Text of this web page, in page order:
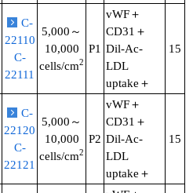
C-
22110
C-
22111
5,000～
10,000
cells/cm2
P1
vWF＋
CD31＋
Dil-Ac-
LDL
uptake＋
15
C-
22120
C-
22121
5,000～
10,000
cells/cm2
P2
vWF＋
CD31＋
Dil-Ac-
LDL
uptake＋
15